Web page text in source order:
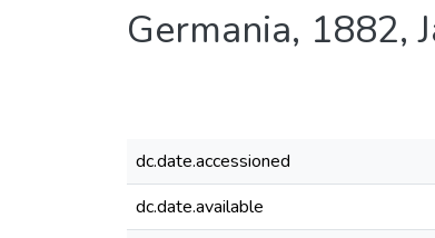
Germania, 1882,
dc.date.accessioned
dc.date.available